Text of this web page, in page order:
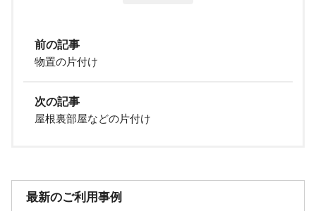
前の記事
物置の片付け
次の記事
屋根裏部屋などの片付け
最新のご利用事例